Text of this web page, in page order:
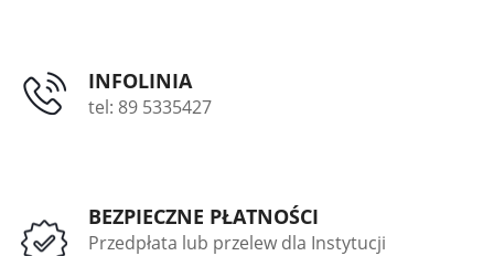
INFOLINIA
tel: 89 5335427
BEZPIECZNE PŁATNOŚCI
Przedpłata lub przelew dla Instytucji